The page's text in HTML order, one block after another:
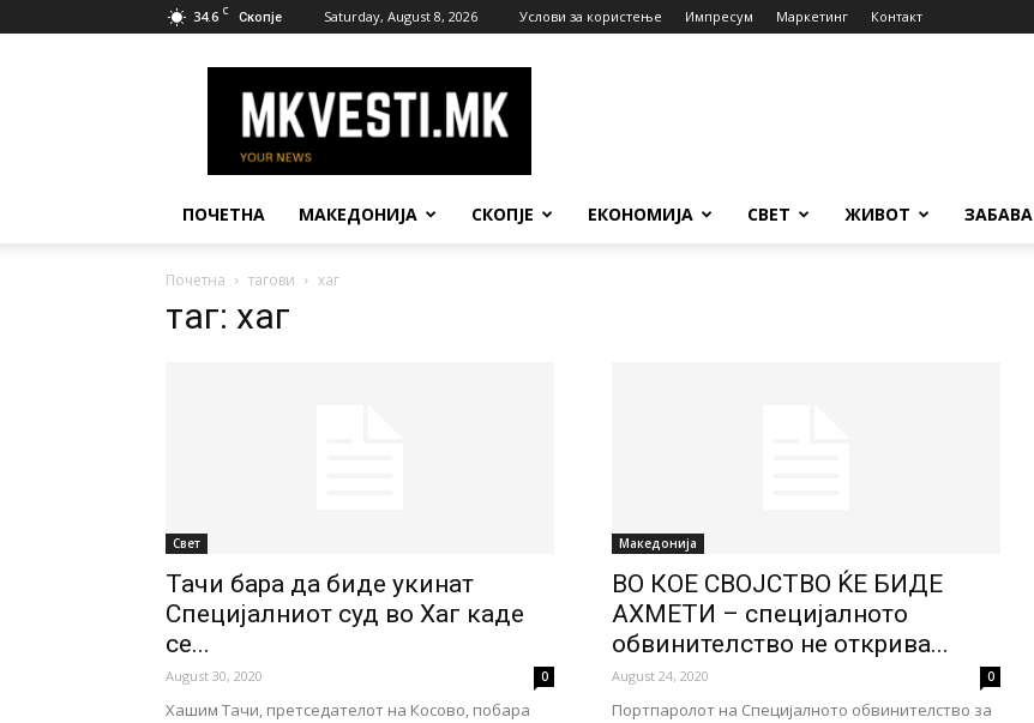
34.6 C Скопје Saturday, August 8, 2026 Услови за користење Импресум Маркетинг Контакт
Вести
ПОЧЕТНА МАКЕДОНИЈА СКОПЈЕ ЕКОНОМИЈА СВЕТ ЖИВОТ ЗАБАВА
Почетна тагови хаг
таг: хаг
Свет
Тачи бара да биде укинат
Специјалниот суд во Хаг каде
се...
August 30, 2020 0
Хашим Тачи, претседателот на Косово, побара
Македонија
ВО КОЕ СВОЈСТВО ЌЕ БИДЕ
АХМЕТИ – специјалното
обвинителство не открива...
August 24, 2020 0
Портпаролот на Специјалното обвинителство за